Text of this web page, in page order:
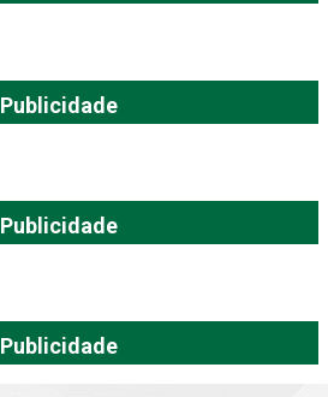
Publicidade
Publicidade
Publicidade